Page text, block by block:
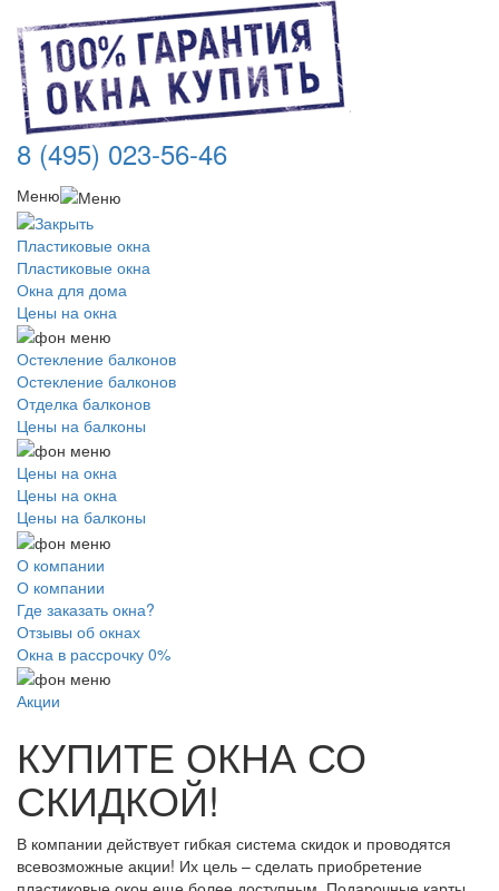
8 (495) 023-56-46
Меню
Пластиковые окна
Пластиковые окна
Окна для дома
Цены на окна
Остекление балконов
Остекление балконов
Отделка балконов
Цены на балконы
Цены на окна
Цены на окна
Цены на балконы
О компании
О компании
Где заказать окна?
Отзывы об окнах
Окна в рассрочку 0%
Акции
КУПИТЕ ОКНА СО
СКИДКОЙ!
В компании действует гибкая система скидок и проводятся
всевозможные акции! Их цель – сделать приобретение